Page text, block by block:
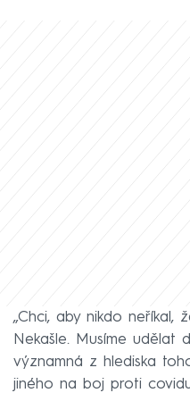
„Chci, aby nikdo neříkal,
Nekašle. Musíme udělat
významná z hlediska
jiného na boj proti